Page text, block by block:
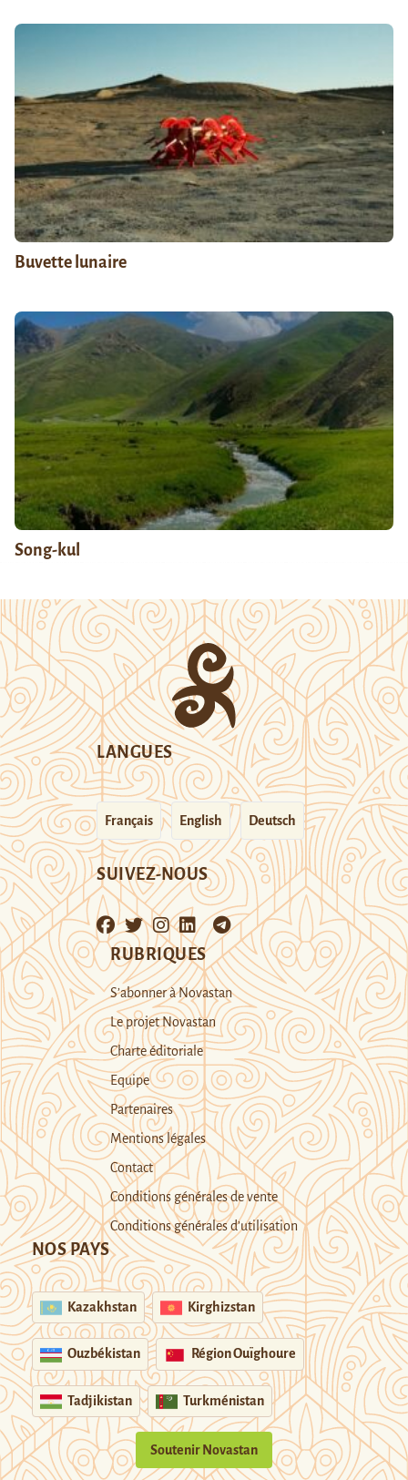
Buvette lunaire
Song-kul
LANGUES
Français English Deutsch
SUIVEZ-NOUS
RUBRIQUES
S’abonner à Novastan
Le projet Novastan
Charte éditoriale
Equipe
Partenaires
Mentions légales
Contact
Conditions générales de vente
Conditions générales d’utilisation
NOS PAYS
Kazakhstan Kirghizstan
Ouzbékistan Région Ouïghoure
Tadjikistan Turkménistan
Soutenir Novastan